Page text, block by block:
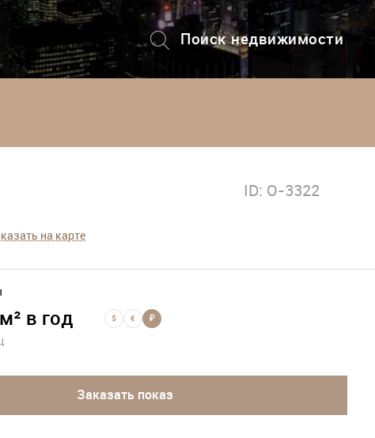
Поиск недвижимости
+7 (495) 228-82-08
ID: O-3322
на карте
м² в год $ € ₽
Заказать показ